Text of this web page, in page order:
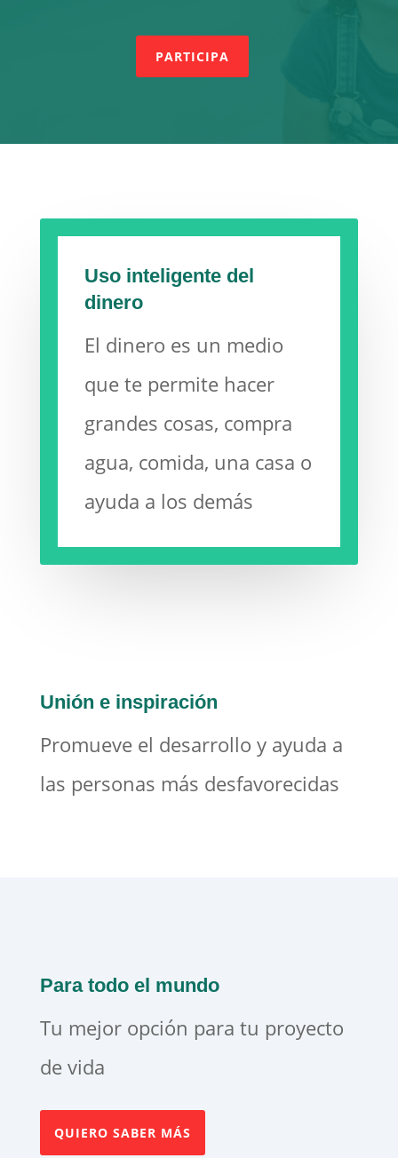
PARTICIPA
Uso inteligente del
dinero
El dinero es un medio
que te permite hacer
grandes cosas, compra
agua, comida, una casa o
ayuda a los demás
Unión e inspiración
Promueve el desarrollo y ayuda a
las personas más desfavorecidas
Para todo el mundo
Tu mejor opción para tu proyecto
de vida
QUIERO SABER MÁS